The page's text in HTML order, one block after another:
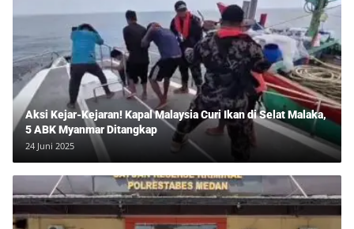
Aksi Kejar-Kejaran! Kapal Malaysia Curi Ikan di Selat Malaka,
5 ABK Myanmar Ditangkap
24 Juni 2025